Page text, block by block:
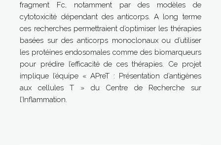
fragment Fc, notamment par des modèles de
cytotoxicité dépendant des anticorps. A long terme
ces recherches permettraient d’optimiser les thérapies
basées sur des anticorps monoclonaux ou d’utiliser
les protéines endosomales comme des biomarqueurs
pour prédire l’efficacité de ces thérapies. Ce projet
implique l’équipe « APreT : Présentation d’antigènes
aux cellules T » du Centre de Recherche sur
l’Inflammation.